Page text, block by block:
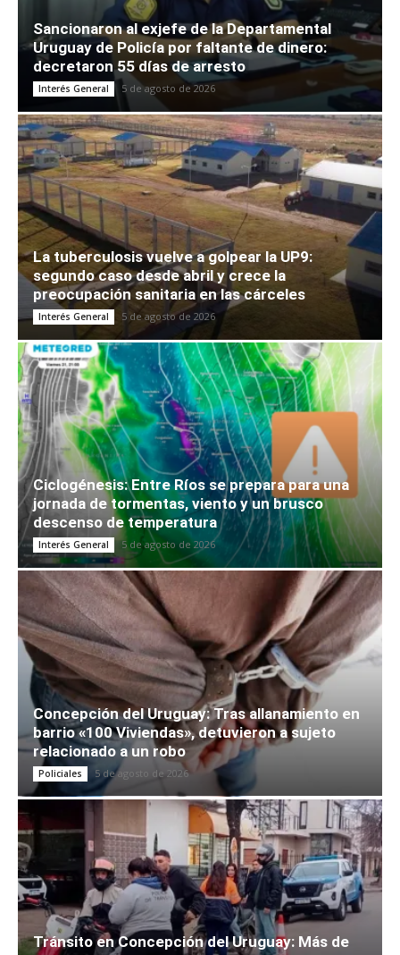
Sancionaron al exjefe de la Departamental
Uruguay de Policía por faltante de dinero:
decretaron 55 días de arresto
Interés General 5 de agosto de 2026
La tuberculosis vuelve a golpear la UP9:
segundo caso desde abril y crece la
preocupación sanitaria en las cárceles
Interés General 5 de agosto de 2026
Ciclogénesis: Entre Ríos se prepara para una
jornada de tormentas, viento y un brusco
descenso de temperatura
Interés General 5 de agosto de 2026
Concepción del Uruguay: Tras allanamiento en
barrio «100 Viviendas», detuvieron a sujeto
relacionado a un robo
Policiales 5 de agosto de 2026
Tránsito en Concepción del Uruguay: Más de